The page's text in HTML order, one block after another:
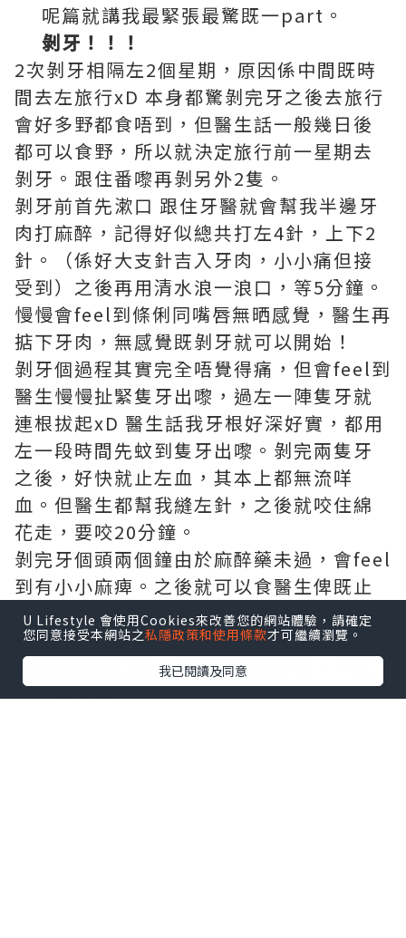
呢篇就講我最緊張最驚既一part。
剝牙！！！
2次剝牙相隔左2個星期，原因係中間既時
間去左旅行xD 本身都驚剝完牙之後去旅行
會好多野都食唔到，但醫生話一般幾日後
都可以食野，所以就決定旅行前一星期去
剝牙。跟住番嚟再剝另外2隻。
剝牙前首先漱口 跟住牙醫就會幫我半邊牙
肉打麻醉，記得好似總共打左4針，上下2
針。（係好大支針吉入牙肉，小小痛但接
受到）之後再用清水浪一浪口，等5分鐘。
慢慢會feel到條俐同嘴唇無晒感覺，醫生再
掂下牙肉，無感覺既剝牙就可以開始！
剝牙個過程其實完全唔覺得痛，但會feel到
醫生慢慢扯緊隻牙出嚟，過左一陣隻牙就
連根拔起xD 醫生話我牙根好深好實，都用
左一段時間先蚊到隻牙出嚟。剝完兩隻牙
之後，好快就止左血，其本上都無流咩
血。但醫生都幫我縫左針，之後就咬住綿
花走，要咬20分鐘。
剝完牙個頭兩個鐘由於麻醉藥未過，會feel
到有小小麻痺。之後就可以食醫生俾既止
痛藥。頭一日就要吞口水，盡量唔好食太
熱既野，都唔可以浪口。過左一晚見到有
血塊起個傷口位，之後慢慢就會無，千其
唔好整走佢！！！
U Lifestyle 會使用Cookies來改善您的網站體驗，請確定
您同意接受本網站之私隱政策和使用條款才可繼續瀏覽。
我已閱讀及同意